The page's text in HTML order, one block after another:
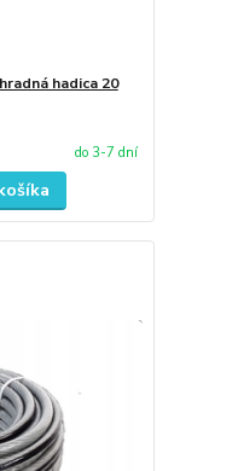
hadica 20
do 3-7 dní